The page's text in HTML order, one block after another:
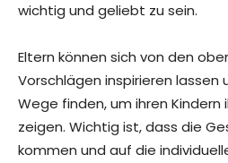
wichtig und geliebt zu sein.
Eltern können sich von den
Vorschlägen inspirieren lassen
Wege finden, um ihren
zeigen. Wichtig ist, dass die
kommen und auf die